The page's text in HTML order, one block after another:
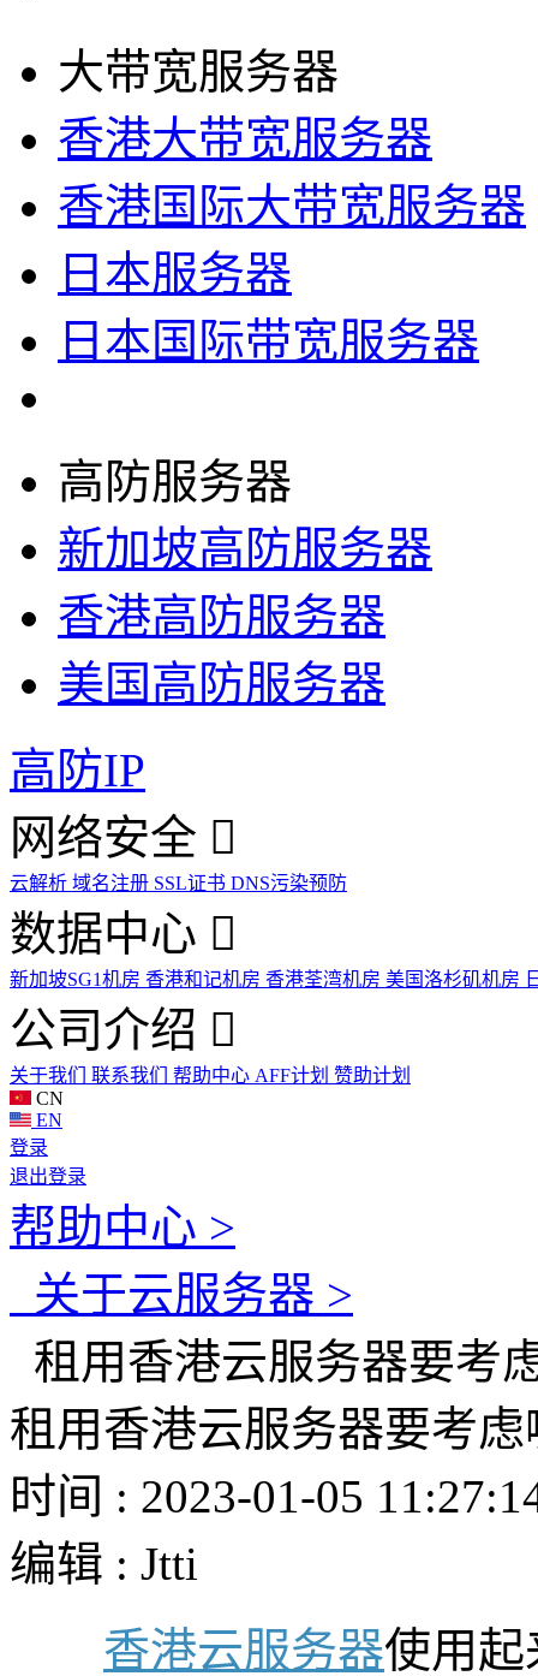
大带宽服务器
香港大带宽服务器
香港国际大带宽服务器
日本服务器
日本国际带宽服务器
高防服务器
新加坡高防服务器
香港高防服务器
美国高防服务器
高防IP
网络安全
云解析 域名注册 SSL证书 DNS污染预防
数据中心
新加坡SG1机房 香港和记机房 香港荃湾机房 美国洛杉矶机房
公司介绍
关于我们 联系我们 帮助中心 AFF计划 赞助计划
CN
EN
登录
退出登录
帮助中心 >
关于云服务器 >
租用香港云服务器要考
租用香港云服务器要考虑
时间 : 2023-01-05
编辑 : Jtti
香港云服务器使用